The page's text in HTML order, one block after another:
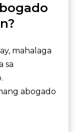
mahalaga
sa
abogado